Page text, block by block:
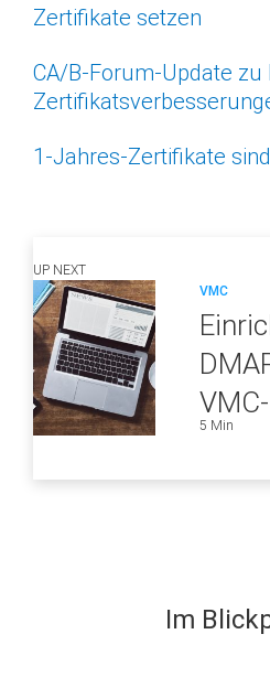
Zertifikate setzen
CA/B-Forum-Update zu
1-Jahres-Zertifikate
UP NEXT
VMC
VMC-
Ihrer
5 Min
Im